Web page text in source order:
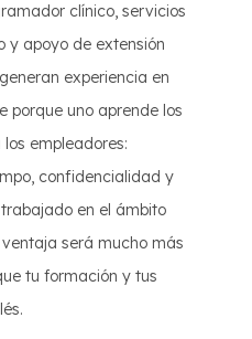
clínico, servicios
y apoyo de extensión
experiencia en
porque uno aprende los
empleadores:
confidencialidad y
en el ámbito
será mucho más
tu formación y tus